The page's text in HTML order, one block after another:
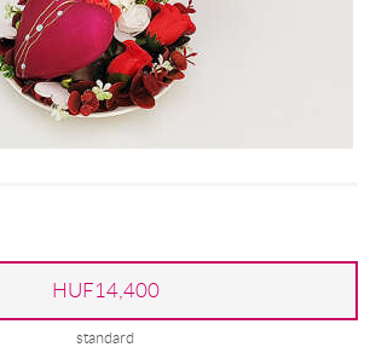
HUF14,400
standard